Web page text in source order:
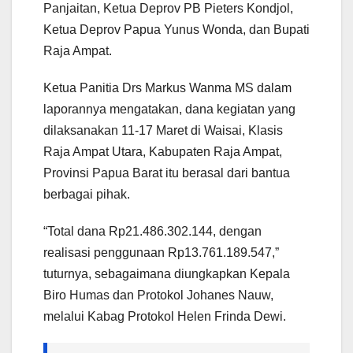
Panjaitan, Ketua Deprov PB Pieters Kondjol,
Ketua Deprov Papua Yunus Wonda, dan Bupati
Raja Ampat.
Ketua Panitia Drs Markus Wanma MS dalam
laporannya mengatakan, dana kegiatan yang
dilaksanakan 11-17 Maret di Waisai, Klasis
Raja Ampat Utara, Kabupaten Raja Ampat,
Provinsi Papua Barat itu berasal dari bantua
berbagai pihak.
“Total dana Rp21.486.302.144, dengan
realisasi penggunaan Rp13.761.189.547,”
tuturnya, sebagaimana diungkapkan Kepala
Biro Humas dan Protokol Johanes Nauw,
melalui Kabag Protokol Helen Frinda Dewi.